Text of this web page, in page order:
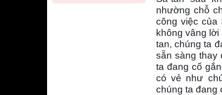
nhường chỗ
công việc của
không vâng
tan, chúng ta
sẵn sàng thay
ta đang cố
có vẻ như
chúng ta đang